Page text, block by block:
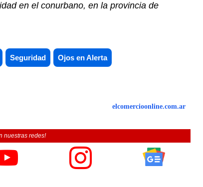
en el conurbano, en la provincia de
Seguridad Ojos en Alerta
elcomercioonline.com.ar
nuestras redes!